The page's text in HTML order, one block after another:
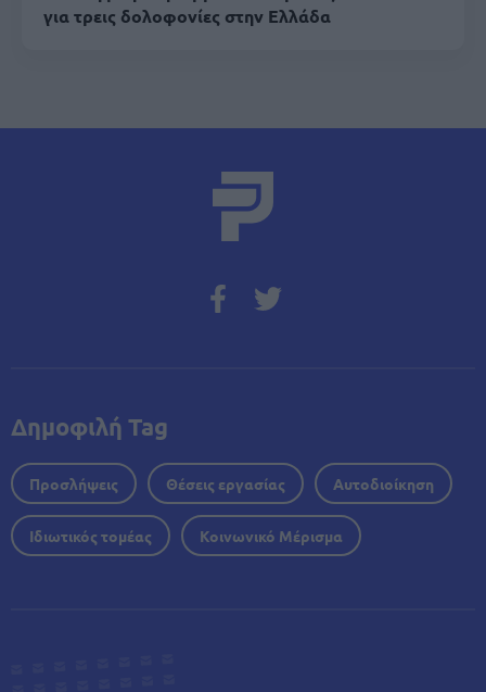
για τρεις δολοφονίες στην Ελλάδα
Δημοφιλή Tag
Προσλήψεις Θέσεις εργασίας Αυτοδιοίκηση
Ιδιωτικός τομέας Κοινωνικό Μέρισμα